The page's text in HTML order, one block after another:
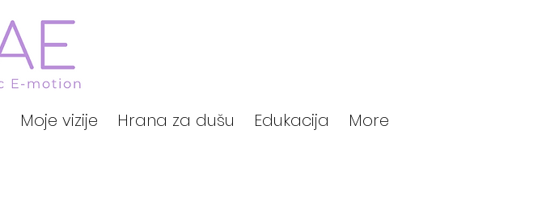
Moje vizije Hrana za dušu Edukacija More